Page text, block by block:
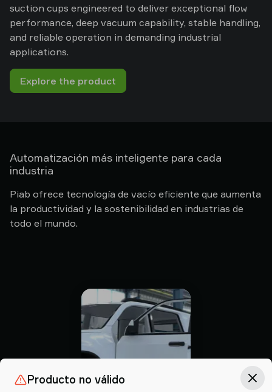
suction cups engineered to deliver exceptional flow
performance, deep vacuum capability, stable handling,
and reliable operation in demanding industrial
applications.
Explore the product
Automatización más inteligente para cada
industria
Piab ofrece tecnología de vacío eficiente que aumenta
la productividad y la sostenibilidad en industrias de
todo el mundo.
Producto no válido